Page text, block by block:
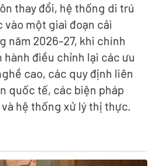
thay đổi, hệ thống di trú
vào một giai đoạn cải
năm 2026–27, khi chính
điều chỉnh lại các ưu
cao, các quy định liên
quốc tế, các biện pháp
hệ thống xử lý thị thực.